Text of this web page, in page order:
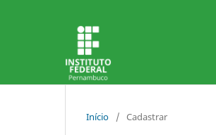
Início / Cadastrar